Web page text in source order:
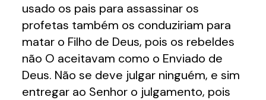
usado os pais para assassinar os
profetas também os conduziriam para
matar o Filho de Deus, pois os rebeldes
não O aceitavam como o Enviado de
Deus. Não se deve julgar ninguém, e sim
entregar ao Senhor o julgamento, pois